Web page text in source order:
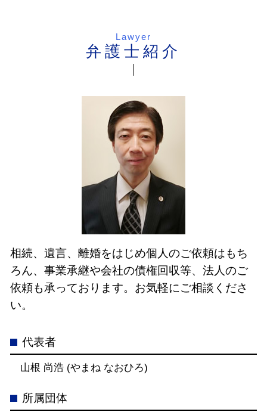
Lawyer
弁護士紹介
相続、遺言、離婚をはじめ個人のご依頼はもち
ろん、事業承継や会社の債権回収等、法人のご
依頼も承っております。お気軽にご相談くださ
い。
代表者
山根 尚浩 (やまね なおひろ)
所属団体